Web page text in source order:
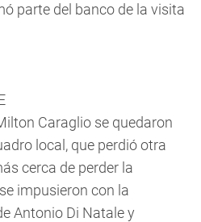
parte del banco de la visita
Caraglio se quedaron
local, que perdió otra
cerca de perder la
impusieron con la
Antonio Di Natale y